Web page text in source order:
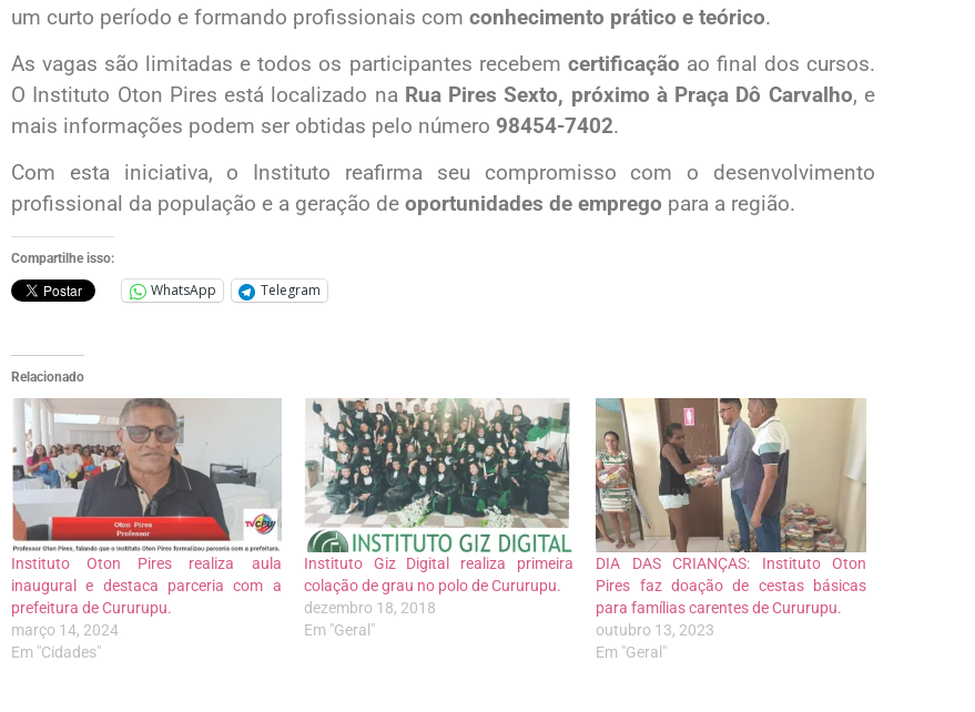
um curto período e formando profissionais com conhecimento prático e teórico.
As vagas são limitadas e todos os participantes recebem certificação ao final dos cursos.
O Instituto Oton Pires está localizado na Rua Pires Sexto, próximo à Praça Dô Carvalho, e
mais informações podem ser obtidas pelo número 98454-7402.
Com esta iniciativa, o Instituto reafirma seu compromisso com o desenvolvimento
profissional da população e a geração de oportunidades de emprego para a região.
Compartilhe isso:
WhatsApp Telegram
Relacionado
Instituto Oton Pires realiza aula
inaugural e destaca parceria com a
prefeitura de Cururupu.
março 14, 2024
Em "Cidades"
Instituto Giz Digital realiza primeira
colação de grau no polo de Cururupu.
dezembro 18, 2018
Em "Geral"
DIA DAS CRIANÇAS: Instituto Oton
Pires faz doação de cestas básicas
para famílias carentes de Cururupu.
outubro 13, 2023
Em "Geral"